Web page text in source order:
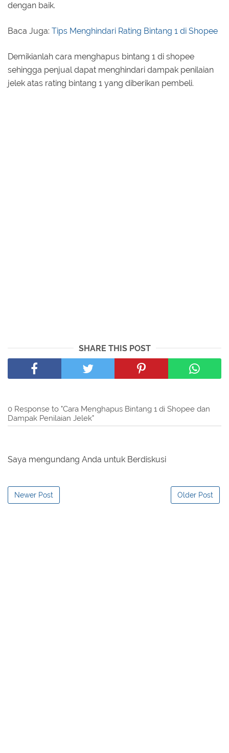
dengan baik.
Baca Juga: Tips Menghindari Rating Bintang 1 di Shopee
Demikianlah cara menghapus bintang 1 di shopee
sehingga penjual dapat menghindari dampak penilaian
jelek atas rating bintang 1 yang diberikan pembeli.
SHARE THIS POST
0 Response to "Cara Menghapus Bintang 1 di Shopee dan
Dampak Penilaian Jelek"
Saya mengundang Anda untuk Berdiskusi
Newer Post Older Post